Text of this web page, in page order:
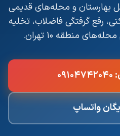
بهارستان و محله‌های قدیمی
رفع گرفتگی فاضلاب، تخلیه
محله‌های منطقه ۱۰ تهران .
۰۹۱۰۴۷۴۲۰۴۰
واتساپ